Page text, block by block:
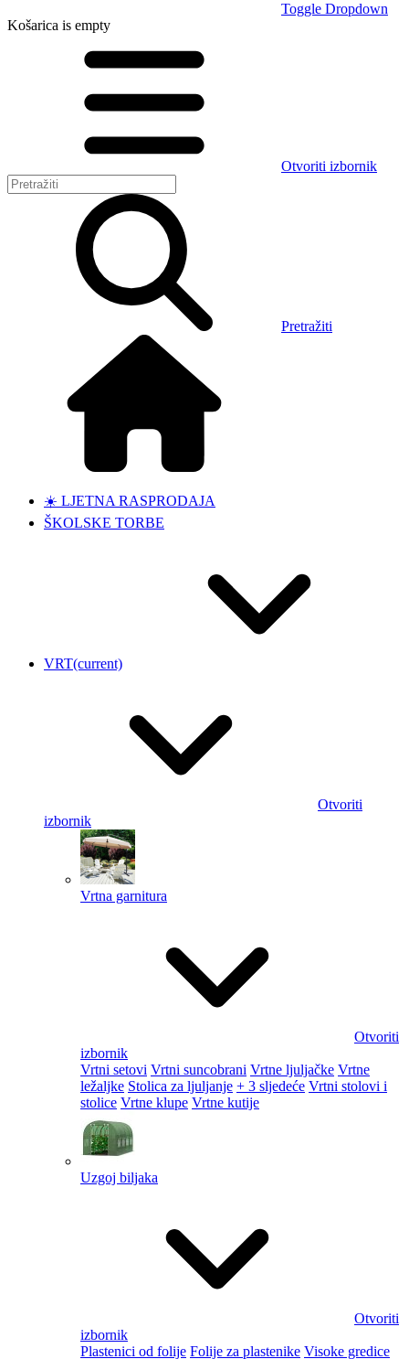
Toggle Dropdown
Košarica is empty
Otvoriti izbornik
Pretražiti
☀️ LJETNA RASPRODAJA
ŠKOLSKE TORBE
VRT(current)
Otvoriti
izbornik
Vrtna garnitura
Otvoriti
izbornik
Vrtni setovi Vrtni suncobrani Vrtne ljuljačke Vrtne
ležaljke Stolica za ljuljanje + 3 sljedeće Vrtni stolovi i
stolice Vrtne klupe Vrtne kutije
Uzgoj biljaka
Otvoriti
izbornik
Plastenici od folije Folije za plastenike Visoke gredice